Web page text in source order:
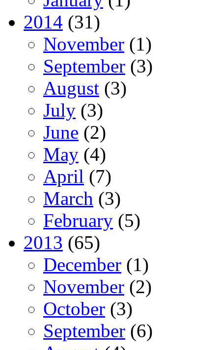
2014 (31)
November (1)
September (3)
August (3)
July (3)
June (2)
May (4)
April (7)
March (3)
February (5)
2013 (65)
December (1)
November (2)
October (3)
September (6)